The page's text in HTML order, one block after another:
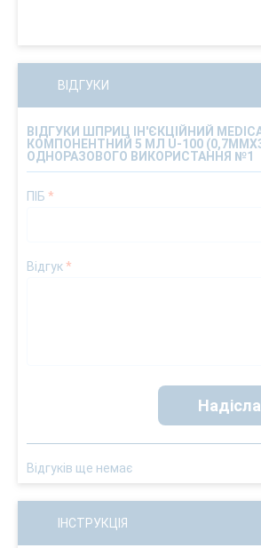
ВІДГУКИ
ВІДГУКИ ШПРИЦ ІН'ЄКЦІЙНИЙ
КОМПОНЕНТНИЙ 5 МЛ U-100
ОДНОРАЗОВОГО ВИКОРИСТАННЯ №1
ПІБ *
Відгук*
Відгуків ще немає
ІНСТРУКЦІЯ